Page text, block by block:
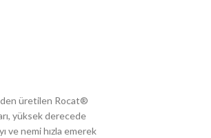
üretilen Rocat®
yüksek derecede
ve nemi hızla emerek